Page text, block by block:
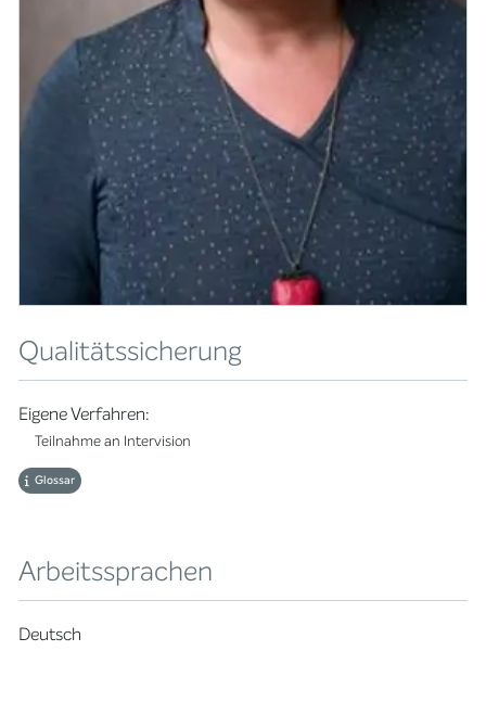
Qualitätssicherung
Eigene Verfahren:
Teilnahme an Intervision
Glossar
Arbeitssprachen
Deutsch